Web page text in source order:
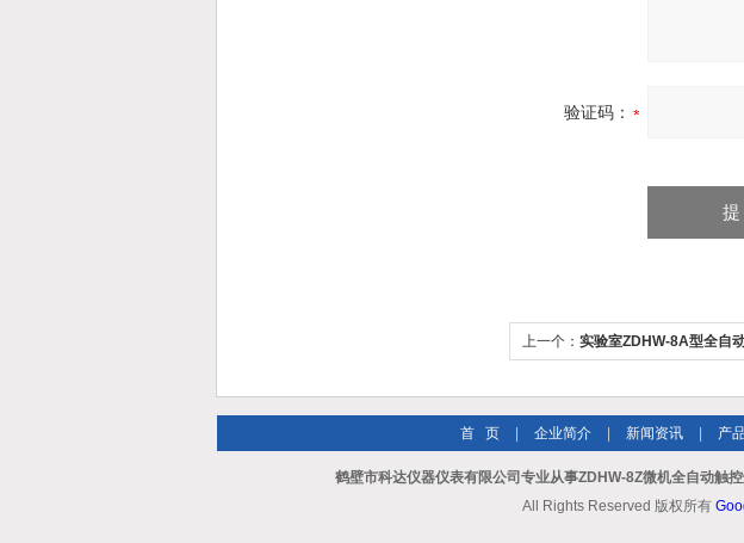
验证码：
上一个： 实验室ZDHW-8A型全自
首 页 企业简介 新闻资讯 产
鹤壁市科达仪器仪表有限公司专业从事ZDHW-8Z微机全自动触
All Rights Reserved 版权所有